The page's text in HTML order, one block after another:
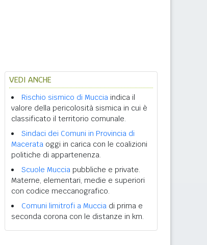
VEDI ANCHE
Rischio sismico di Muccia indica il
valore della pericolosità sismica in cui è
classificato il territorio comunale.
Sindaci dei Comuni in Provincia di
Macerata oggi in carica con le coalizioni
politiche di appartenenza.
Scuole Muccia pubbliche e private.
Materne, elementari, medie e superiori
con codice meccanografico.
Comuni limitrofi a Muccia di prima e
seconda corona con le distanze in km.